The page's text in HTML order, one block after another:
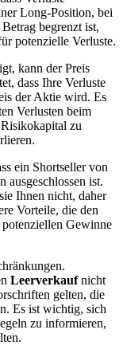
Long-Position, bei
begrenzt ist,
potenzielle Verluste.
kann der Preis
dass Ihre Verluste
der Aktie wird. Es
Verlusten beim
zu
ein Shortseller von
ausgeschlossen ist.
Ihnen nicht, daher
Vorteile, die den
Gewinne
Leerverkaufnicht
gelten, die
Es ist wichtig, sich
zu informieren,